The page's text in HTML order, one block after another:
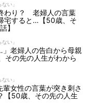
い」
わり？ 老婦人の言葉
宅すると…【50歳、そ
】
い」
」老婦人の告白から母親
その先の人生がわから
い」
女性の言葉が突き刺さ
【50歳、その先の人生